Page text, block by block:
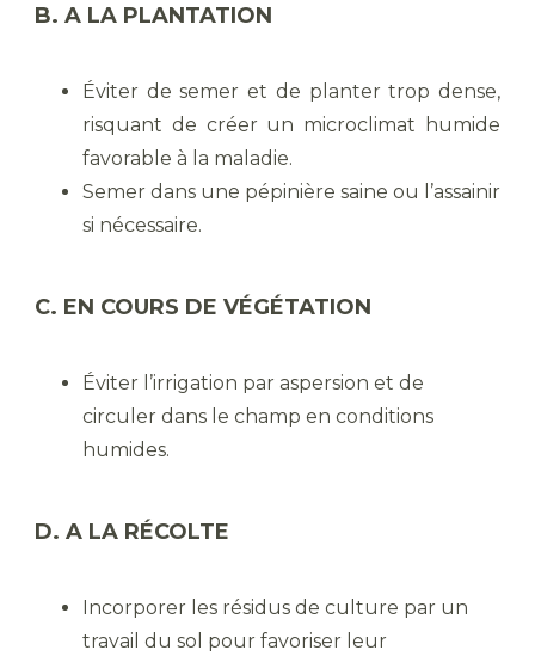
B. A LA PLANTATION
Éviter de semer et de planter trop dense,
risquant de créer un microclimat humide
favorable à la maladie.
Semer dans une pépinière saine ou l’assainir
si nécessaire.
C. EN COURS DE VÉGÉTATION
Éviter l’irrigation par aspersion et de
circuler dans le champ en conditions
humides.
D. A LA RÉCOLTE
Incorporer les résidus de culture par un
travail du sol pour favoriser leur